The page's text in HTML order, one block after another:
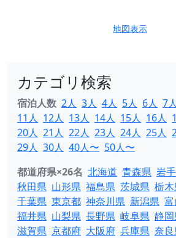
地図表示
カテゴリ検索
宿泊人数 2人 3人 4人 5人 6人 7人
11人 12人 13人 14人 15人 16人
20人 21人 22人 23人 24人 25人
29人 30人 40人〜 50人〜
都道府県×26名 北海道 青森県 岩
秋田県 山形県 福島県 茨城県 栃
千葉県 東京都 神奈川県 新潟県
福井県 山梨県 長野県 岐阜県 静
滋賀県 京都府 大阪府 兵庫県 奈